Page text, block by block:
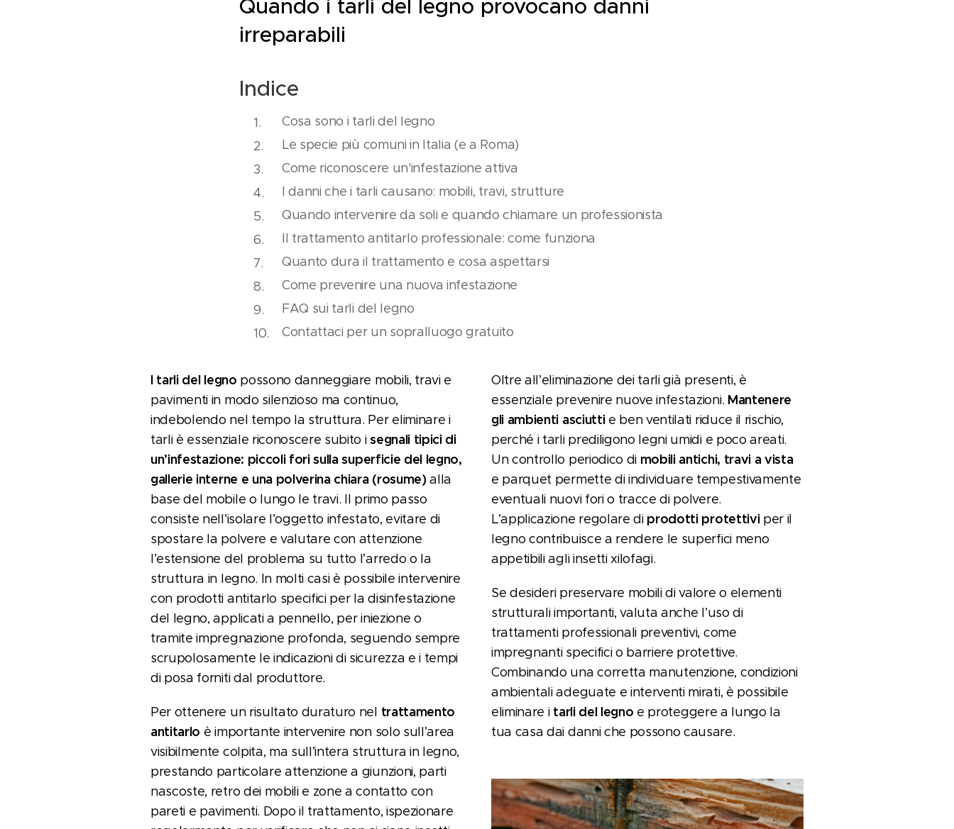
Quando i tarli del legno provocano danni
irreparabili
Indice
Cosa sono i tarli del legno
Le specie più comuni in Italia (e a Roma)
Come riconoscere un'infestazione attiva
I danni che i tarli causano: mobili, travi, strutture
Quando intervenire da soli e quando chiamare un professionista
Il trattamento antitarlo professionale: come funziona
Quanto dura il trattamento e cosa aspettarsi
Come prevenire una nuova infestazione
FAQ sui tarli del legno
Contattaci per un sopralluogo gratuito
I tarli del legno possono danneggiare mobili, travi e
pavimenti in modo silenzioso ma continuo,
indebolendo nel tempo la struttura. Per eliminare i
tarli è essenziale riconoscere subito isegnali tipici di
un’infestazione: piccoli fori sulla superficie del legno,
gallerie interne e una polverina chiara (rosume)alla
base del mobile o lungo le travi. Il primo passo
consiste nell’isolare l’oggetto infestato, evitare di
spostare la polvere e valutare con attenzione
l’estensione del problema su tutto l’arredo o la
struttura in legno. In molti casi è possibile intervenire
con prodotti antitarlo specifici per la disinfestazione
del legno, applicati a pennello, per iniezione o
tramite impregnazione profonda, seguendo sempre
scrupolosamente le indicazioni di sicurezza e i tempi
di posa forniti dal produttore.
Per ottenere un risultato duraturo nel trattamento
antitarlo è importante intervenire non solo sull’area
visibilmente colpita, ma sull’intera struttura in legno,
prestando particolare attenzione a giunzioni, parti
nascoste, retro dei mobili e zone a contatto con
pareti e pavimenti. Dopo il trattamento, ispezionare
Oltre all’eliminazione dei tarli già presenti, è
essenziale prevenire nuove infestazioni. Mantenere
gli ambienti asciuttie ben ventilati riduce il rischio,
perché i tarli prediligono legni umidi e poco areati.
Un controllo periodico di mobili antichi, travi a vista
e parquet permette di individuare tempestivamente
eventuali nuovi fori o tracce di polvere.
L’applicazione regolare di prodotti protettiviper il
legno contribuisce a rendere le superfici meno
appetibili agli insetti xilofagi.
Se desideri preservare mobili di valore o elementi
strutturali importanti, valuta anche l’uso di
trattamenti professionali preventivi, come
impregnanti specifici o barriere protettive.
Combinando una corretta manutenzione, condizioni
ambientali adeguate e interventi mirati, è possibile
eliminare i tarli del legno e proteggere a lungo la
tua casa dai danni che possono causare.